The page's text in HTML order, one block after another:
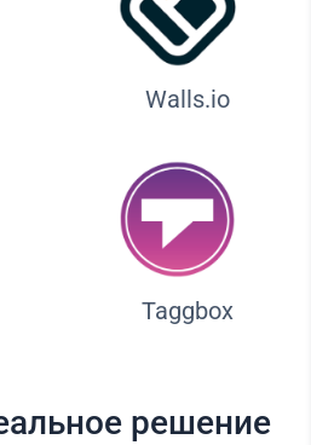
Walls.io
Taggbox
решение